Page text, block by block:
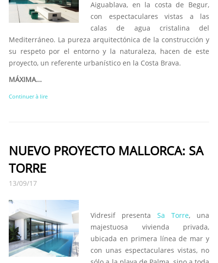
Aiguablava, en la costa de Begur,
con espectaculares vistas a las
calas de agua cristalina del
Mediterráneo. La pureza arquitectónica de la construcción y
su respeto por el entorno y la naturaleza, hacen de este
proyecto, un referente urbanístico en la Costa Brava.
MÁXIMA...
Continuer à lire
NUEVO PROYECTO MALLORCA: SA
TORRE
13/09/17
Vidresif presentaSa Torre, una
majestuosa vivienda privada,
ubicada en primera línea de mar y
con unas espectaculares vistas, no